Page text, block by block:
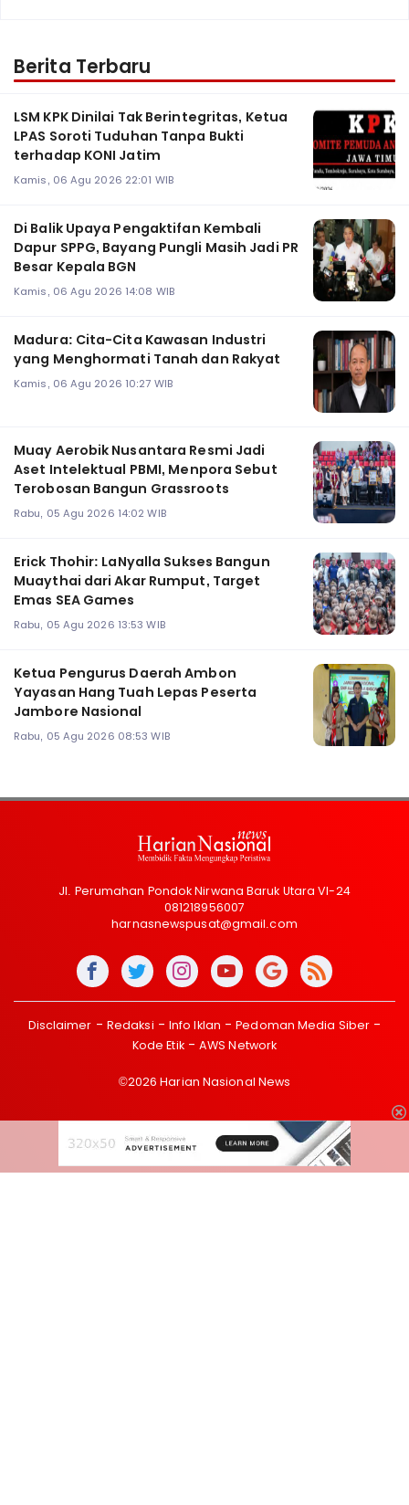
Berita Terbaru
LSM KPK Dinilai Tak Berintegritas, Ketua
LPAS Soroti Tuduhan Tanpa Bukti
terhadap KONI Jatim
Kamis, 06 Agu 2026 22:01 WIB
Di Balik Upaya Pengaktifan Kembali
Dapur SPPG, Bayang Pungli Masih Jadi PR
Besar Kepala BGN
Kamis, 06 Agu 2026 14:08 WIB
Madura: Cita-Cita Kawasan Industri
yang Menghormati Tanah dan Rakyat
Kamis, 06 Agu 2026 10:27 WIB
Muay Aerobik Nusantara Resmi Jadi
Aset Intelektual PBMI, Menpora Sebut
Terobosan Bangun Grassroots
Rabu, 05 Agu 2026 14:02 WIB
Erick Thohir: LaNyalla Sukses Bangun
Muaythai dari Akar Rumput, Target
Emas SEA Games
Rabu, 05 Agu 2026 13:53 WIB
Ketua Pengurus Daerah Ambon
Yayasan Hang Tuah Lepas Peserta
Jambore Nasional
Rabu, 05 Agu 2026 08:53 WIB
Jl. Perumahan Pondok Nirwana Baruk Utara VI-24
081218956007
harnasnewspusat@gmail.com
Disclaimer Redaksi Info Iklan
Pedoman Media Siber
Kode Etik
AWS Network
©2026 Harian Nasional News